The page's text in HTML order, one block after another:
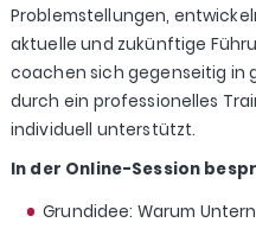
Problemstellungen,
aktuelle und zukünftige
coachen sich gegenseitig in
durch ein professionelles
individuell unterstützt.
In der Online-Session
Grundidee: Warum